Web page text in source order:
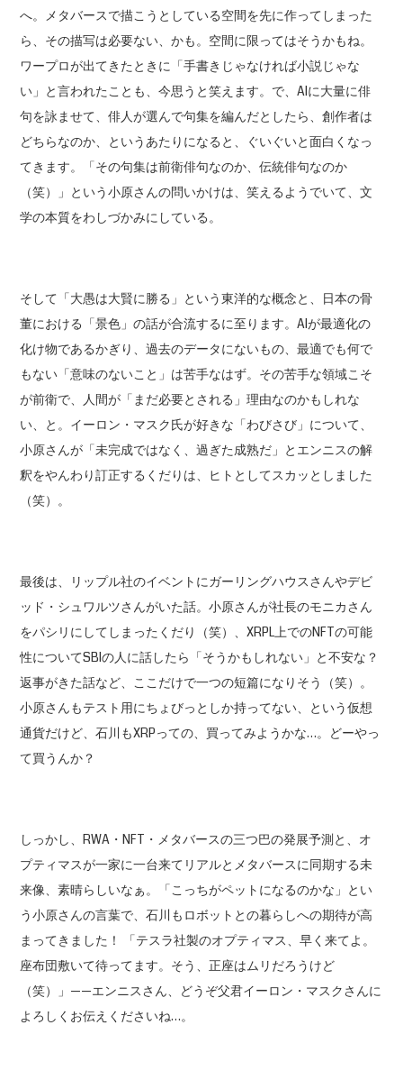
へ。メタバースで描こうとしている空間を先に作ってしまった
ら、その描写は必要ない、かも。空間に限ってはそうかもね。
ワープロが出てきたときに「手書きじゃなければ小説じゃな
い」と言われたことも、今思うと笑えます。で、AIに大量に俳
句を詠ませて、俳人が選んで句集を編んだとしたら、創作者は
どちらなのか、というあたりになると、ぐいぐいと面白くなっ
てきます。「その句集は前衛俳句なのか、伝統俳句なのか
（笑）」という小原さんの問いかけは、笑えるようでいて、文
学の本質をわしづかみにしている。
そして「大愚は大賢に勝る」という東洋的な概念と、日本の骨
董における「景色」の話が合流するに至ります。AIが最適化の
化け物であるかぎり、過去のデータにないもの、最適でも何で
もない「意味のないこと」は苦手なはず。その苦手な領域こそ
が前衛で、人間が「まだ必要とされる」理由なのかもしれな
い、と。イーロン・マスク氏が好きな「わびさび」について、
小原さんが「未完成ではなく、過ぎた成熟だ」とエンニスの解
釈をやんわり訂正するくだりは、ヒトとしてスカッとしました
（笑）。
最後は、リップル社のイベントにガーリングハウスさんやデビ
ッド・シュワルツさんがいた話。小原さんが社長のモニカさん
をパシリにしてしまったくだり（笑）、XRPL上でのNFTの可能
性についてSBIの人に話したら「そうかもしれない」と不安な？
返事がきた話など、ここだけで一つの短篇になりそう（笑）。
小原さんもテスト用にちょびっとしか持ってない、という仮想
通貨だけど、石川もXRPっての、買ってみようかな…。どーやっ
て買うんか？
しっかし、RWA・NFT・メタバースの三つ巴の発展予測と、オ
プティマスが一家に一台来てリアルとメタバースに同期する未
来像、素晴らしいなぁ。「こっちがペットになるのかな」とい
う小原さんの言葉で、石川もロボットとの暮らしへの期待が高
まってきました！ 「テスラ社製のオプティマス、早く来てよ。
座布団敷いて待ってます。そう、正座はムリだろうけど
（笑）」——エンニスさん、どうぞ父君イーロン・マスクさんに
よろしくお伝えくださいね…。